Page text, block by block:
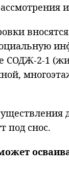
СОДЖ-2-1
под снос.